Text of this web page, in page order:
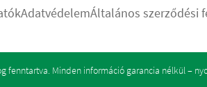
AdatvédelemÁltalános szerződési
fenntartva. Minden információ garancia nélkül –